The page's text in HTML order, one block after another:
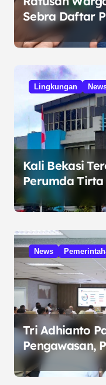
Sebra Daftar
Jaya,
Lingkungan
Kali Bekasi
Perumda
Maaf atas
Air
News
Tri Adhianto
Pengawasan,
Targetkan
Naik